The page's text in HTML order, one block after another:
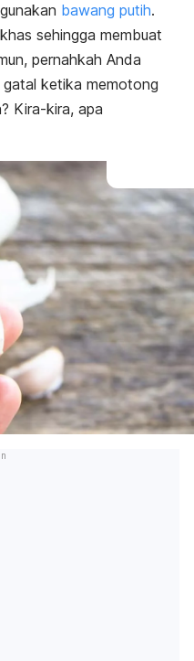
bawang putih.
sehingga membuat
pernahkah Anda
ketika memotong
Kira-kira, apa